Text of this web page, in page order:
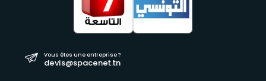
Vous êtes une entreprise ?
devis@spacenet.tn